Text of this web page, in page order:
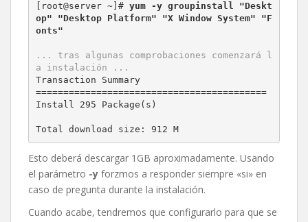
[root@server ~]# yum -y groupinstall "Deskt
op" "Desktop Platform" "X Window System" "F
onts"
... tras algunas comprobaciones comenzará l
Transaction Summary
==========================================
Install 295 Package(s)
Total download size: 912 M
Esto deberá descargar 1GB aproximadamente. Usando
el parámetro -y forzmos a responder siempre «si» en
caso de pregunta durante la instalación.
Cuando acabe, tendremos que configurarlo para que se